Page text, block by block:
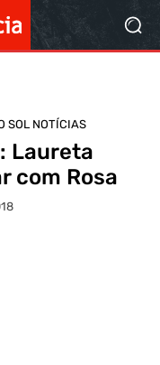
SOL NOTÍCIAS
Laureta
com Rosa